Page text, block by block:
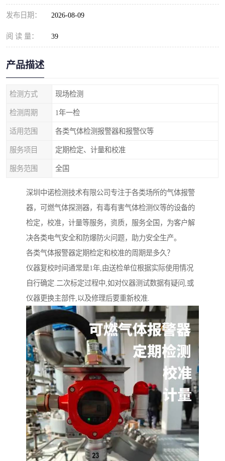
发布日期： 2026-08-09
阅 读 量： 39
产品描述
检测方式 现场检测
检测周期 1年一检
适用范围 各类气体检测报警器和报警仪等
服务项目 定期检定、计量和校准
服务范围 全国
深圳中诺检测技术有限公司专注于各类场所的气体报警
器，可燃气体探测器，有毒有害气体检测仪等的设备的
检定，校准，计量等服务，资质，服务全国，为客户解
决各类电气安全和防爆防火问题，助力安全生产。
各类气体报警器定期检定和校准的周期是多久？
仪器复校时间通常是1年,由送检单位根据实际使用情况
自行确定.二次标定过程中,如对仪器测试数据有疑问,或
仪器更换主部件,以及修理后要重新校准.